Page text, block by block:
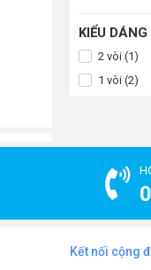
KIỂU DÁNG
2 vòi (1)
1 vòi (2)
Kết nối cộng